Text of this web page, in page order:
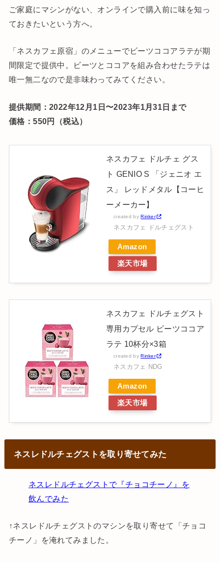
ご家庭にマシンがない、オンラインで購入前に味を知っ
ておきたいという方へ。
「ネスカフェ原宿」のメニューでビーツココアラテが期
間限定で提供中。ビーツとココアを組み合わせたラテは
唯一無二なので是非味わってみてください。
提供期間：2022年12月1日〜2023年1月31日まで
価格：550円（税込）
ネスカフェ ドルチェ グス
ト GENIO S 「ジェニオ エ
ス」 レッドメタル【コーヒ
ーメーカー】
created byRinker
ネスカフェ ドルチェグスト
Amazon
楽天市場
ネスカフェ ドルチェグスト
専用カプセル ビーツココア
ラテ 10杯分×3箱
created byRinker
ネスカフェ NDG
Amazon
楽天市場
ネスレドルチェグストを取り寄せてみた
ネスレドルチェグストで『チョコチーノ』を
飲んでみた
↑ネスレドルチェグストのマシンを取り寄せて「チョコ
チーノ」を淹れてみました。